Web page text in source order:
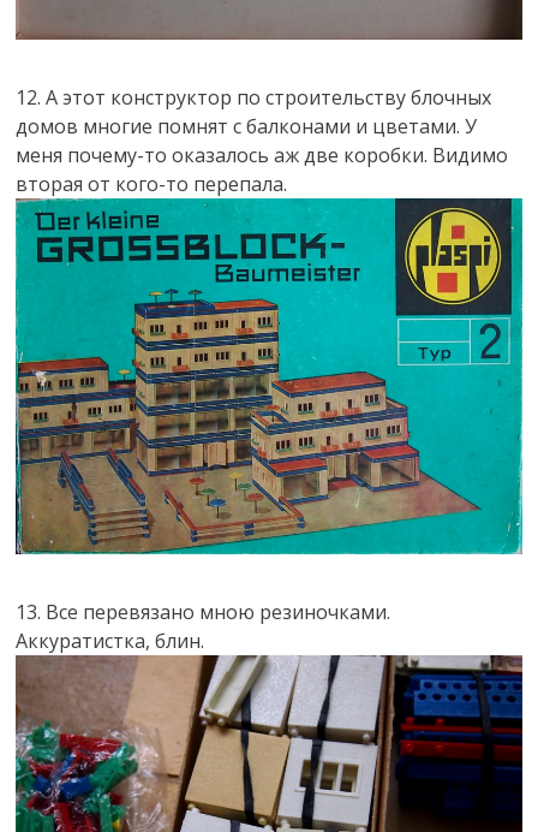
12. А этот конструктор по строительству блочных
домов многие помнят с балконами и цветами. У
меня почему-то оказалось аж две коробки. Видимо
вторая от кого-то перепала.
13. Все перевязано мною резиночками.
Аккуратистка, блин.